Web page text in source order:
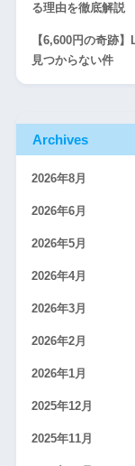
る理由を徹底解説
【6,600円の奇跡
見つからない件
Archives
2026年8月
2026年6月
2026年5月
2026年4月
2026年3月
2026年2月
2026年1月
2025年12月
2025年11月